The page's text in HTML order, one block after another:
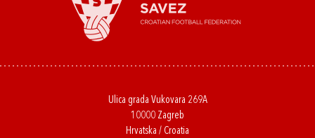
Ulica grada Vukovara 269A
10000 Zagreb
Hrvatska / Croatia